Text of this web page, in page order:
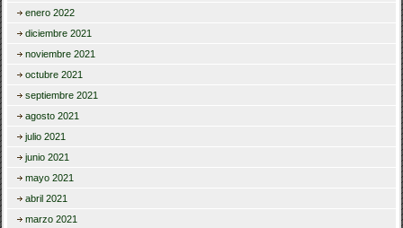
enero 2022
diciembre 2021
noviembre 2021
octubre 2021
septiembre 2021
agosto 2021
julio 2021
junio 2021
mayo 2021
abril 2021
marzo 2021